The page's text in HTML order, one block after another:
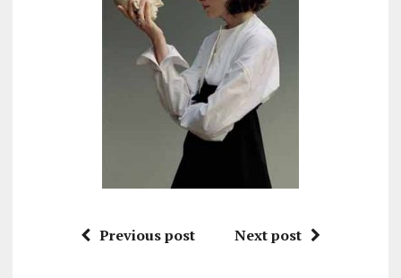
Previous post Next post